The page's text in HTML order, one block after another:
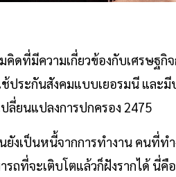
คิดที่มีความเกี่ยวข้องกับเศรษฐกิ
ระกันสังคมแบบเยอรมนี และมี
ลี่ยนแปลงการปกครอง 2475
ยังเป็นหนี้จากการทำงาน คนที่
รถที่จะเติบโตแล้วก็ฝังรากได้ นี่